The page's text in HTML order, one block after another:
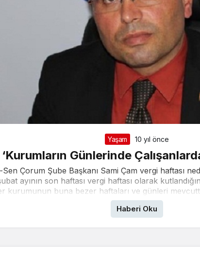
Yaşam 10 yıl önce
‘Kurumların Günlerinde
Çorum Şube Başkanı Sami Çam vergi haftası
ayının son haftası vergi haftası olarak
kurumunun buna bezer haftaları ve günleri
Haberi Oku